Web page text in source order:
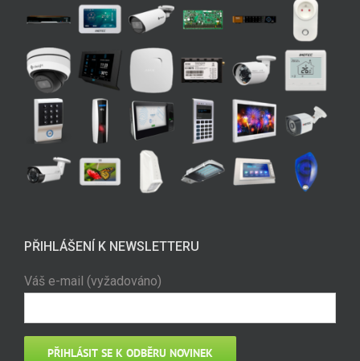
PŘIHLÁŠENÍ K NEWSLETTERU
Váš e-mail (vyžadováno)